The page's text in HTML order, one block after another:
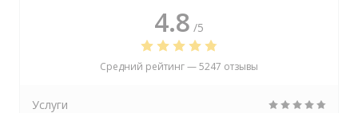
4.8 /5
Средний рейтинг —5247 отзывы
Услуги